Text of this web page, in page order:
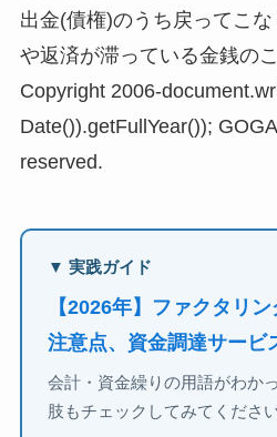
出金(債権)のうち戻ってこ
や返済が滞っている金銭のこ
Copyright 2006-
Date()).getFullYear());
reserved.
▼ 実践ガイド
【2026年】ファクタリ
注意点、資金調達サービ
会計・資金繰りの用語がわか
肢もチェックしてみてください